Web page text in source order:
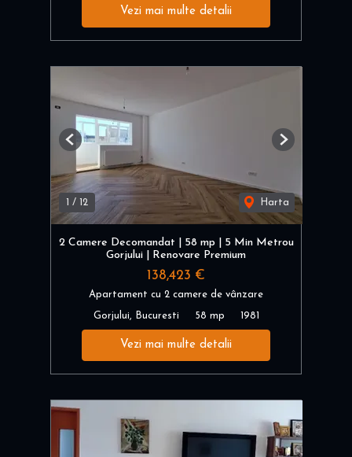
Vezi mai multe detalii
1 / 12 Harta
Previous Next
2 Camere Decomandat | 58 mp | 5 Min Metrou
Gorjului | Renovare Premium
138,423 €
Apartament cu 2 camere de vânzare
Gorjului, Bucuresti 58 mp 1981
Vezi mai multe detalii